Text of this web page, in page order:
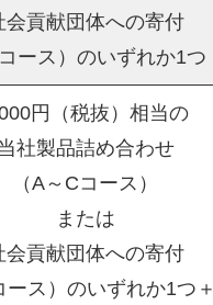
会貢献団体への寄付
コース）のいずれか1つ
円（税抜）相当の
社製品詰め合わせ
（A～Cコース）
または
会貢献団体への寄付
ース）のいずれか1つ＋